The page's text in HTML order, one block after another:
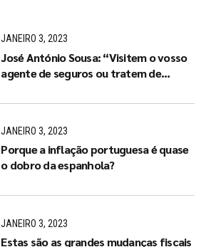
JANEIRO 3, 2023
José António Sousa: “Visitem o vosso
agente de seguros ou tratem de
JANEIRO 3, 2023
Porque a inflação portuguesa é quase
o dobro da espanhola?
JANEIRO 3, 2023
Estas são as grandes mudanças fiscais